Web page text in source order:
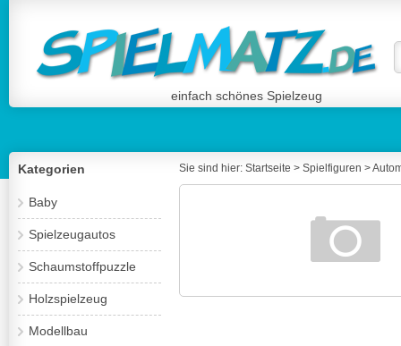
einfach schönes Spielzeug
Kategorien
Baby
Spielzeugautos
Schaumstoffpuzzle
Holzspielzeug
Modellbau
Sie sind hier: Startseite > Spielfiguren >